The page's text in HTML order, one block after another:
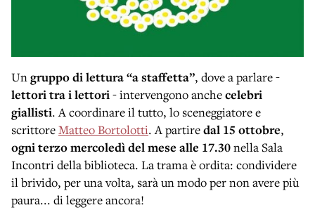
Ungruppo di lettura “a staffetta”, dove a parlare -
lettori tra i lettori- intervengono anchecelebri
giallisti. A coordinare il tutto, lo sceneggiatore e
scrittoreMatteo Bortolotti. A partiredal 15 ottobre,
ogni terzo mercoledì del mese alle 17.30nella Sala
Incontri della biblioteca. La trama è ordita: condividere
il brivido, per una volta, sarà un modo per non avere più
paura... di leggere ancora!